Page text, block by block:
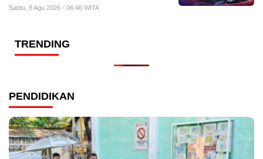
Sabtu, 8 Agu 2026 - 06:46 WITA
TRENDING
PENDIDIKAN